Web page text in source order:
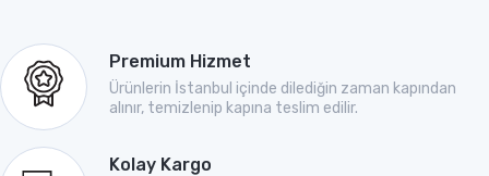
Premium Hizmet
Ürünlerin İstanbul içinde dilediğin zaman kapından
alınır, temizlenip kapına teslim edilir.
Kolay Kargo